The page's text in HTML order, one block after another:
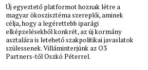
Új egyeztető platformot hoznak létre a
magyar ökoszisztéma szereplői, aminek
célja, hogy a legérettebb iparági
elképzelésekből konkrét, az új kormány
asztalára is letehető szakpolitikai javaslatok
szülessenek. Villáminterjúnk az O3
Partners-től Oszkó Péterrel.